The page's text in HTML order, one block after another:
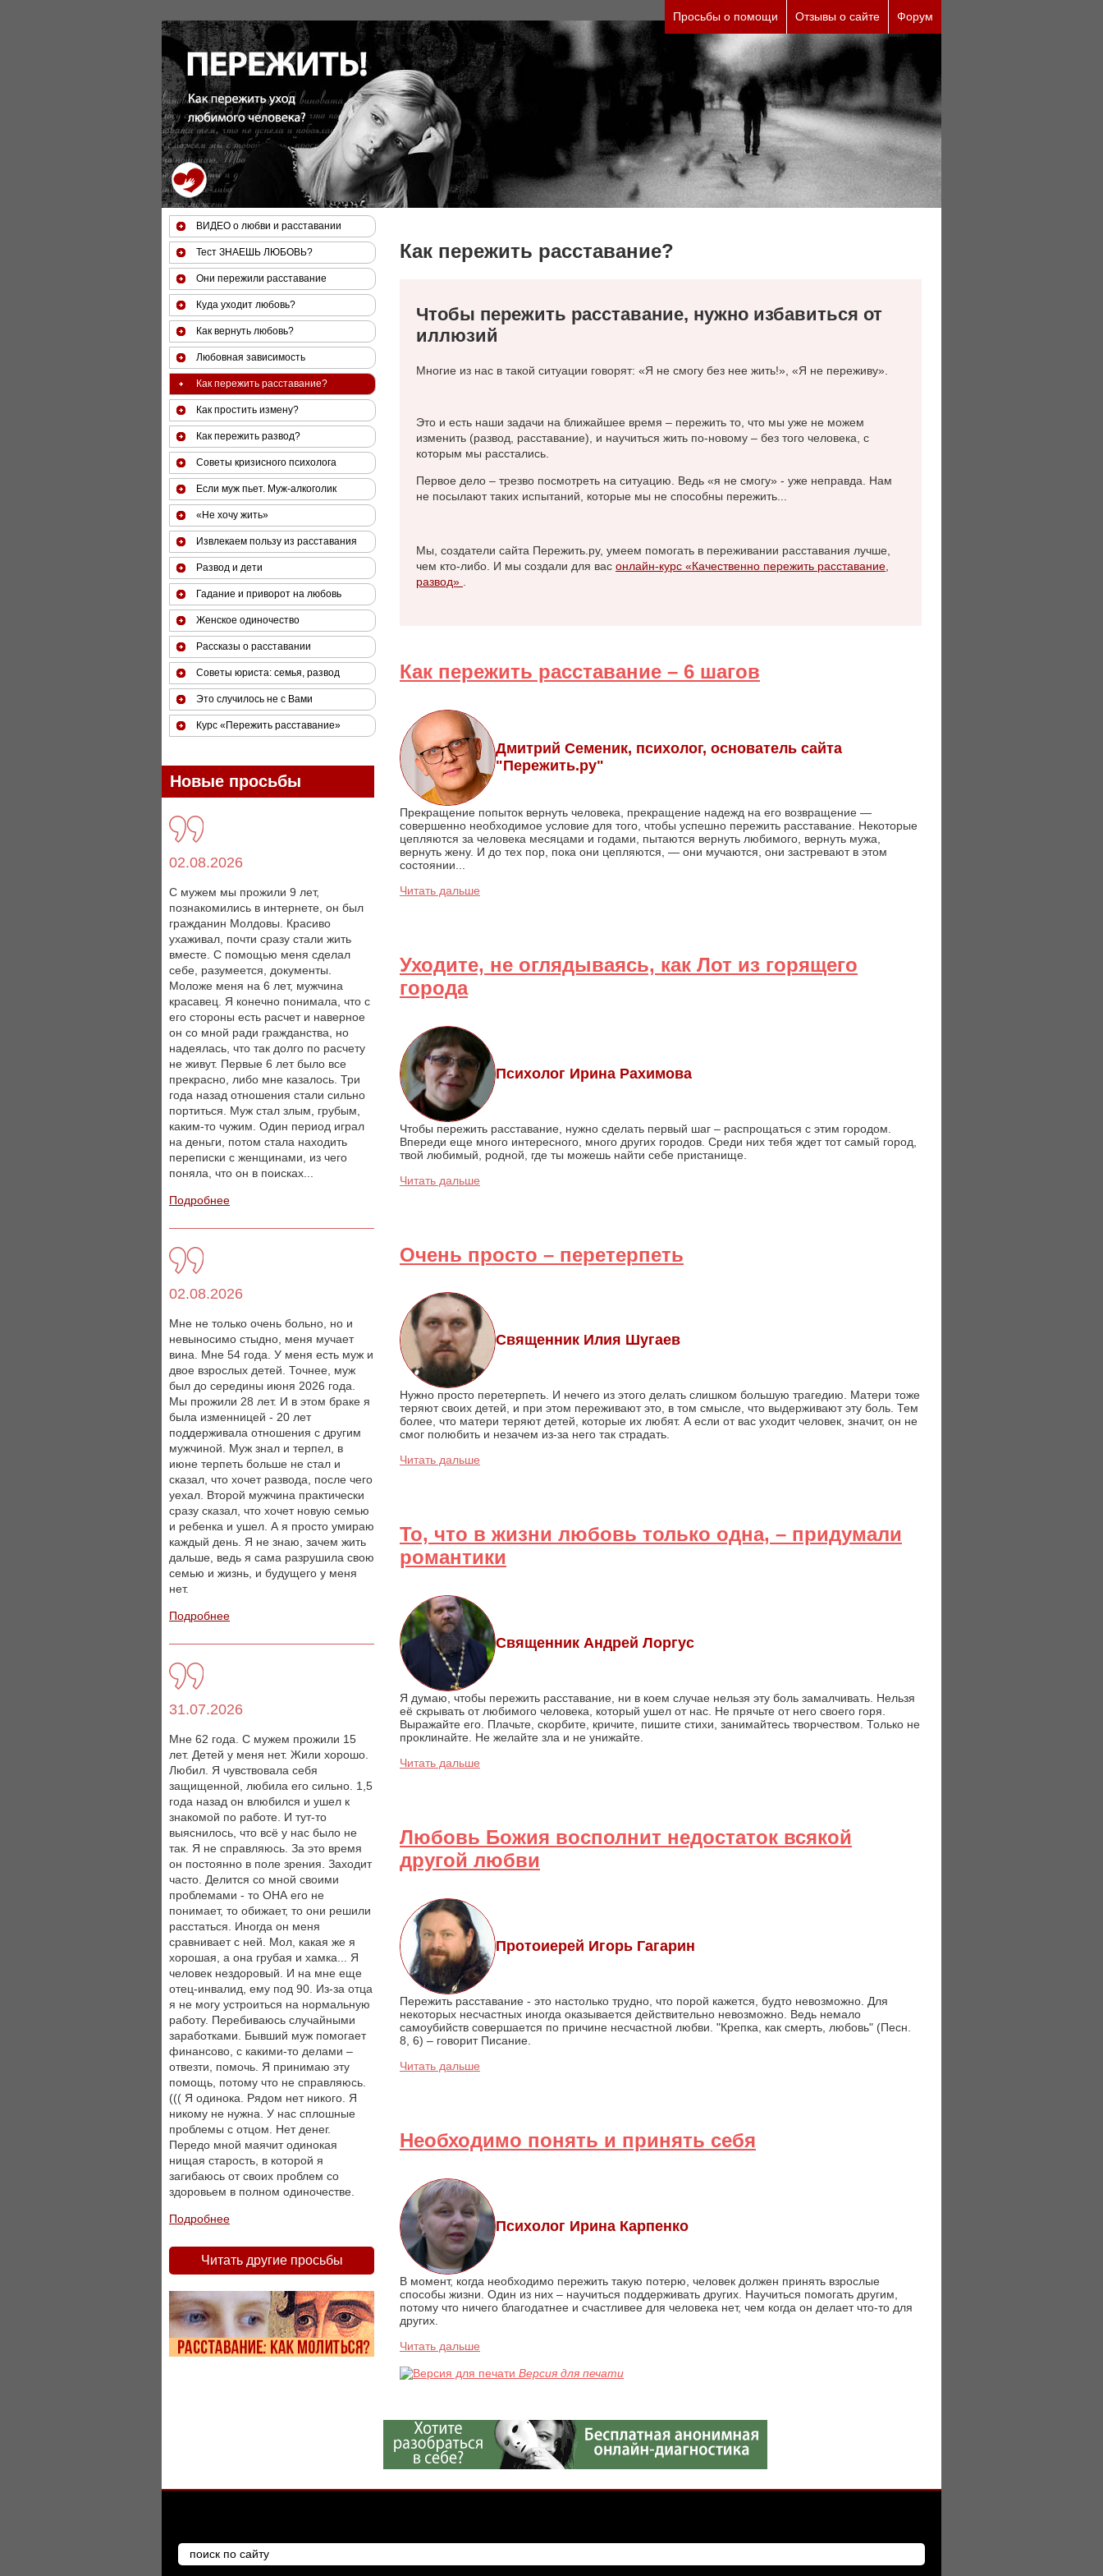
За 50 минут Вы можете оценить тяжесть своего состояния и его
психологические причины (бесплатно)
Просьбы о помощи Отзывы о сайте Форум
Как пережить расставание?
Чтобы пережить расставание, нужно избавиться от
иллюзий
Многие из нас в такой ситуации говорят: «Я не смогу без нее жить!», «Я не переживу».
Это и есть наши задачи на ближайшее время – пережить то, что мы уже не можем
изменить (развод, расставание), и научиться жить по-новому – без того человека, с
которым мы расстались.
Первое дело – трезво посмотреть на ситуацию. Ведь «я не смогу» - уже неправда. Нам
не посылают таких испытаний, которые мы не способны пережить...
Мы, создатели сайта Пережить.ру, умеем помогать в переживании расставания лучше,
чем кто-либо. И мы создали для вас онлайн-курс «Качественно пережить расставание,
развод»
Как пережить расставание – 6 шагов
Дмитрий Семеник, психолог, основатель сайта
"Пережить.ру"
Прекращение попыток вернуть человека, прекращение надежд на его возвращение —
совершенно необходимое условие для того, чтобы успешно пережить расставание. Некоторые
цепляются за человека месяцами и годами, пытаются вернуть любимого, вернуть мужа,
вернуть жену. И до тех пор, пока они цепляются, — они мучаются, они застревают в этом
состоянии...
Читать дальше
Уходите, не оглядываясь, как Лот из горящего
города
Психолог Ирина Рахимова
Чтобы пережить расставание, нужно сделать первый шаг – распрощаться с этим городом.
Впереди еще много интересного, много других городов. Среди них тебя ждет тот самый город,
твой любимый, родной, где ты можешь найти себе пристанище.
Читать дальше
Очень просто – перетерпеть
Священник Илия Шугаев
Нужно просто перетерпеть. И нечего из этого делать слишком большую трагедию. Матери тоже
теряют своих детей, и при этом переживают это, в том смысле, что выдерживают эту боль. Тем
более, что матери теряют детей, которые их любят. А если от вас уходит человек, значит, он не
смог полюбить и незачем из-за него так страдать.
Читать дальше
То, что в жизни любовь только одна, – придумали
романтики
Священник Андрей Лоргус
Я думаю, чтобы пережить расставание, ни в коем случае нельзя эту боль замалчивать. Нельзя
её скрывать от любимого человека, который ушел от нас. Не прячьте от него своего горя.
Выражайте его. Плачьте, скорбите, кричите, пишите стихи, занимайтесь творчеством. Только не
проклинайте. Не желайте зла и не унижайте.
Читать дальше
Любовь Божия восполнит недостаток всякой
другой любви
Протоиерей Игорь Гагарин
Пережить расставание - это настолько трудно, что порой кажется, будто невозможно. Для
некоторых несчастных иногда оказывается действительно невозможно. Ведь немало
самоубийств совершается по причине несчастной любви. "Крепка, как смерть, любовь" (Песн.
8, 6) – говорит Писание.
Читать дальше
Необходимо понять и принять себя
Психолог Ирина Карпенко
В момент, когда необходимо пережить такую потерю, человек должен принять взрослые
способы жизни. Один из них – научиться поддерживать других. Научиться помогать другим,
потому что ничего благодатнее и счастливее для человека нет, чем когда он делает что-то для
других.
Читать дальше
Версия для печати
ВИДЕО о любви и расставании
Тест ЗНАЕШЬ ЛЮБОВЬ?
Они пережили расставание
Куда уходит любовь?
Как вернуть любовь?
Любовная зависимость
Как пережить расставание?
Как простить измену?
Как пережить развод?
Советы кризисного психолога
Если муж пьет. Муж-алкоголик
«Не хочу жить»
Извлекаем пользу из расставания
Развод и дети
Гадание и приворот на любовь
Женское одиночество
Рассказы о расставании
Советы юриста: семья, развод
Это случилось не с Вами
Курс «Пережить расставание»
Новые просьбы
02.08.2026
С мужем мы прожили 9 лет,
познакомились в интернете, он был
гражданин Молдовы. Красиво
ухаживал, почти сразу стали жить
вместе. С помощью меня сделал
себе, разумеется, документы.
Моложе меня на 6 лет, мужчина
красавец. Я конечно понимала, что с
его стороны есть расчет и наверное
он со мной ради гражданства, но
надеялась, что так долго по расчету
не живут. Первые 6 лет было все
прекрасно, либо мне казалось. Три
года назад отношения стали сильно
портиться. Муж стал злым, грубым,
каким-то чужим. Один период играл
на деньги, потом стала находить
переписки с женщинами, из чего
поняла, что он в поисках...
Подробнее
02.08.2026
Мне не только очень больно, но и
невыносимо стыдно, меня мучает
вина. Мне 54 года. У меня есть муж и
двое взрослых детей. Точнее, муж
был до середины июня 2026 года.
Мы прожили 28 лет. И в этом браке я
была изменницей - 20 лет
поддерживала отношения с другим
мужчиной. Муж знал и терпел, в
июне терпеть больше не стал и
сказал, что хочет развода, после чего
уехал. Второй мужчина практически
сразу сказал, что хочет новую семью
и ребенка и ушел. А я просто умираю
каждый день. Я не знаю, зачем жить
дальше, ведь я сама разрушила свою
семью и жизнь, и будущего у меня
нет.
Подробнее
31.07.2026
Мне 62 года. С мужем прожили 15
лет. Детей у меня нет. Жили хорошо.
Любил. Я чувствовала себя
защищенной, любила его сильно. 1,5
года назад он влюбился и ушел к
знакомой по работе. И тут-то
выяснилось, что всё у нас было не
так. Я не справляюсь. За это время
он постоянно в поле зрения. Заходит
часто. Делится со мной своими
проблемами - то ОНА его не
понимает, то обижает, то они решили
расстаться. Иногда он меня
сравнивает с ней. Мол, какая же я
хорошая, а она грубая и хамка... Я
человек нездоровый. И на мне еще
отец-инвалид, ему под 90. Из-за отца
я не могу устроиться на нормальную
работу. Перебиваюсь случайными
заработками. Бывший муж помогает
финансово, с какими-то делами –
отвезти, помочь. Я принимаю эту
помощь, потому что не справляюсь.
((( Я одинока. Рядом нет никого. Я
никому не нужна. У нас сплошные
проблемы с отцом. Нет денег.
Передо мной маячит одинокая
нищая старость, в которой я
загибаюсь от своих проблем со
здоровьем в полном одиночестве.
Подробнее
Читать другие просьбы